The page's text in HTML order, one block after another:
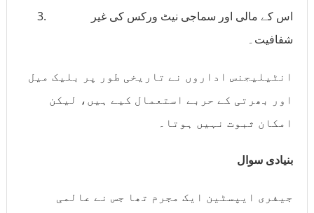
اس کے مالی اور سماجی نیٹ ورکس کی غیر
شفافیت۔
انٹیلیجنس اداروں نے تاریخی طور پر بلیک میل
اور بھرتی کے حربے استعمال کیے ہیں، لیکن
امکان ثبوت نہیں ہوتا۔
بنیادی سوال
جیفری ایپسٹین ایک مجرم تھا جس نے عالمی